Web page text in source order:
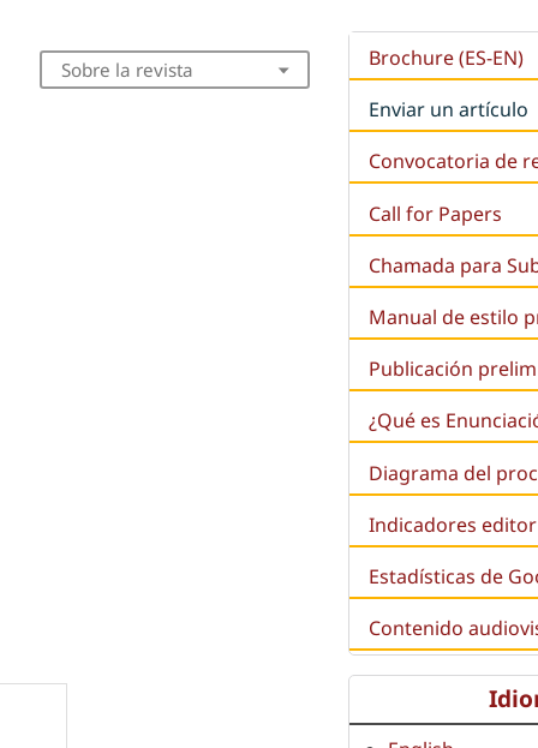
Sobre la revista
Brochure (ES-EN)
Enviar un artículo
Convocatoria de
Call for Papers
Chamada para
Manual de estilo
Publicación
¿Qué es
Diagrama del
Indicadores
Estadísticas de
Contenido